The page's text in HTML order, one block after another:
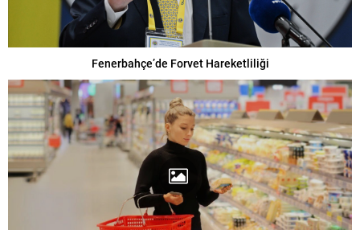
Fenerbahçe’de Forvet Hareketliliği